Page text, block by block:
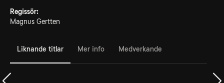
Regissör:
Magnus Gertten
Liknande titlar Mer info Medverkande